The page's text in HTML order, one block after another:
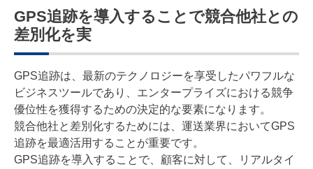
GPS追跡を導入することで競合他社との
差別化を実
GPS追跡は、最新のテクノロジーを享受したパワフルな
ビジネスツールであり、エンタープライズにおける競争
優位性を獲得するための決定的な要素になります。
競合他社と差別化するためには、運送業界においてGPS
追跡を最適活用することが重要です。
GPS追跡を導入することで、顧客に対して、リアルタイ